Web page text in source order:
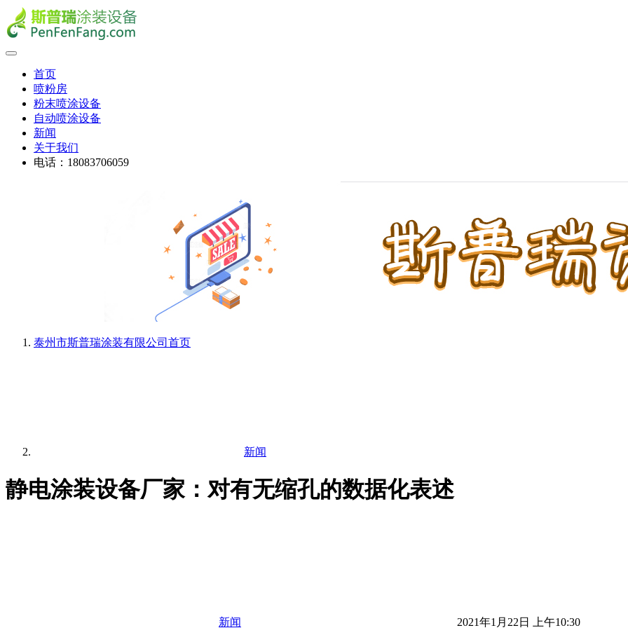
首页
喷粉房
粉末喷涂设备
自动喷涂设备
新闻
关于我们
电话：18083706059
泰州市斯普瑞涂装有限公司 首页
新闻
静电涂装设备厂家：对有无缩孔的数据化表述
新闻 2021年1月22日 上午10:30